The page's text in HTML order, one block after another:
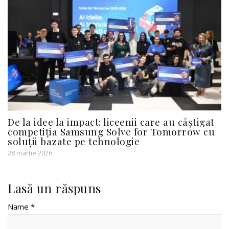
De la idee la impact: liceenii care au câștigat
competiția Samsung Solve for Tomorrow cu
soluții bazate pe tehnologie
28 martie 2026
Lasă un răspuns
Name *